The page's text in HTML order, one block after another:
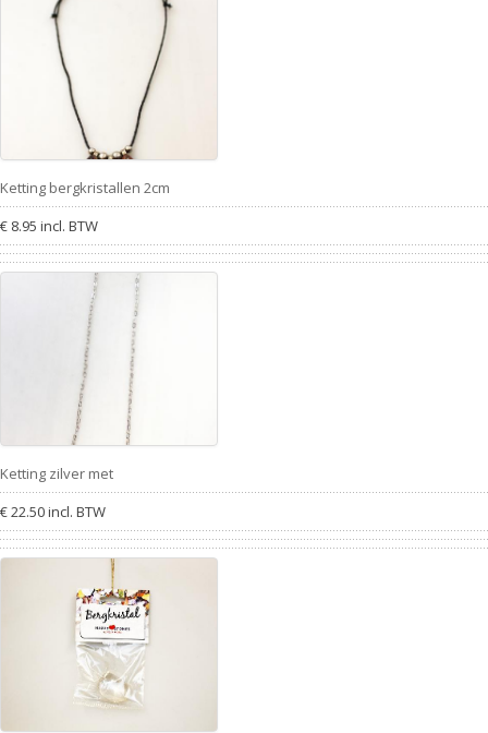
Ketting bergkristallen 2cm
€ 8.95 incl. BTW
Ketting zilver met
€ 22.50 incl. BTW